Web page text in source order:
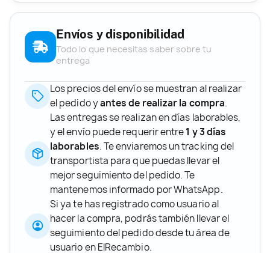
Envíos y disponibilidad
Todo lo que necesitas saber sobre tu
entrega
Los precios del envío se muestran al realizar
el pedido yantes de realizar la compra.
Las entregas se realizan en días laborables,
y el envío puede requerir entre1 y 3 días
laborables. Te enviaremos un tracking del
transportista para que puedas llevar el
mejor seguimiento del pedido. Te
mantenemos informado por WhatsApp.
Si ya te has registrado como usuario al
hacer la compra, podrás también llevar el
seguimiento del pedido desde tu área de
usuario en ElRecambio.